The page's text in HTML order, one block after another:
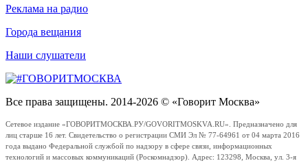
Реклама на радио
Города вещания
Наши слушатели
Все права защищены. 2014-2026 © «Говорит Москва»
Сетевое издание «ГОВОРИТМОСКВА.РУ/GOVORITMOSKVA.RU». Предназначено для
лиц старше 16 лет. Свидетельство о регистрации СМИ Эл № 77-64961 от 04 марта 2016
года выдано Федеральной службой по надзору в сфере связи, информационных
технологий и массовых коммуникаций (Роскомнадзор). Адрес: 123298, Москва, ул. 3-я